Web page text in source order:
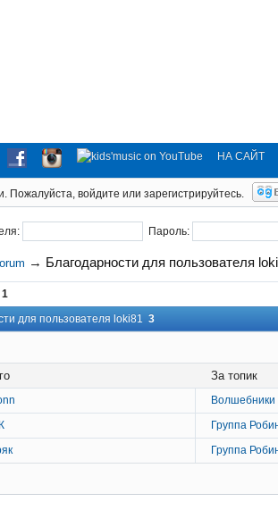
НА САЙТ
Пожалуйста, войдите или зарегистрируйтесь.
Пароль:
→ Благодарности для пользователя
1
для пользователя loki81 3
За топик
Волшебники
Группа
Группа